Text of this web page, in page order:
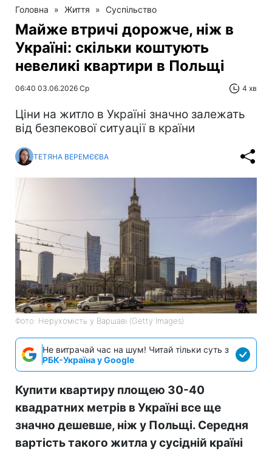
Головна » Життя » Суспільство
Майже втричі дорожче, ніж в
Україні: скільки коштують
невеликі квартири в Польщі
06:40 03.06.2026 Ср 4 хв
Ціни на житло в Україні значно залежать
від безпекової ситуації в країни
ТЕТЯНА ВЕРЕМЄЄВА
Фото: Нерухомість у Варшаві (Getty Images)
Не витрачай час на шум! Читай тільки суть з
РБК-Україна у Google
Купити квартиру площею 30-40
квадратних метрів в Україні все ще
значно дешевше, ніж у Польщі. Середня
вартість такого житла у сусідній країні